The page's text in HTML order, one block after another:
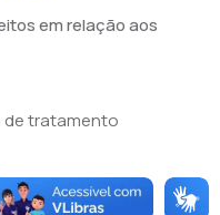
em relação aos
de tratamento
inexatos ou